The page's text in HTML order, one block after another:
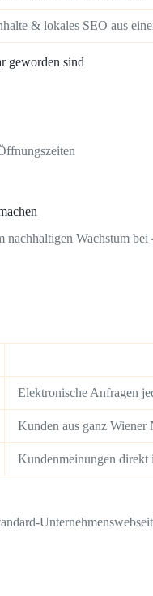
& lokales SEO aus
geworden sind
Wachstum
Elektronische Anfragen
Kunden aus ganz Wiener
Kundenmeinungen direkt